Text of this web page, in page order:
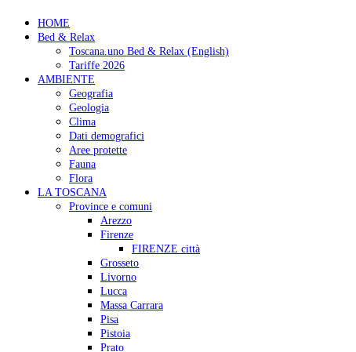
HOME
Bed & Relax
Toscana.uno Bed & Relax (English)
Tariffe 2026
AMBIENTE
Geografia
Geologia
Clima
Dati demografici
Aree protette
Fauna
Flora
LA TOSCANA
Province e comuni
Arezzo
Firenze
FIRENZE città
Grosseto
Livorno
Lucca
Massa Carrara
Pisa
Pistoia
Prato